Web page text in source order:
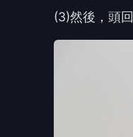
(3)然後，頭